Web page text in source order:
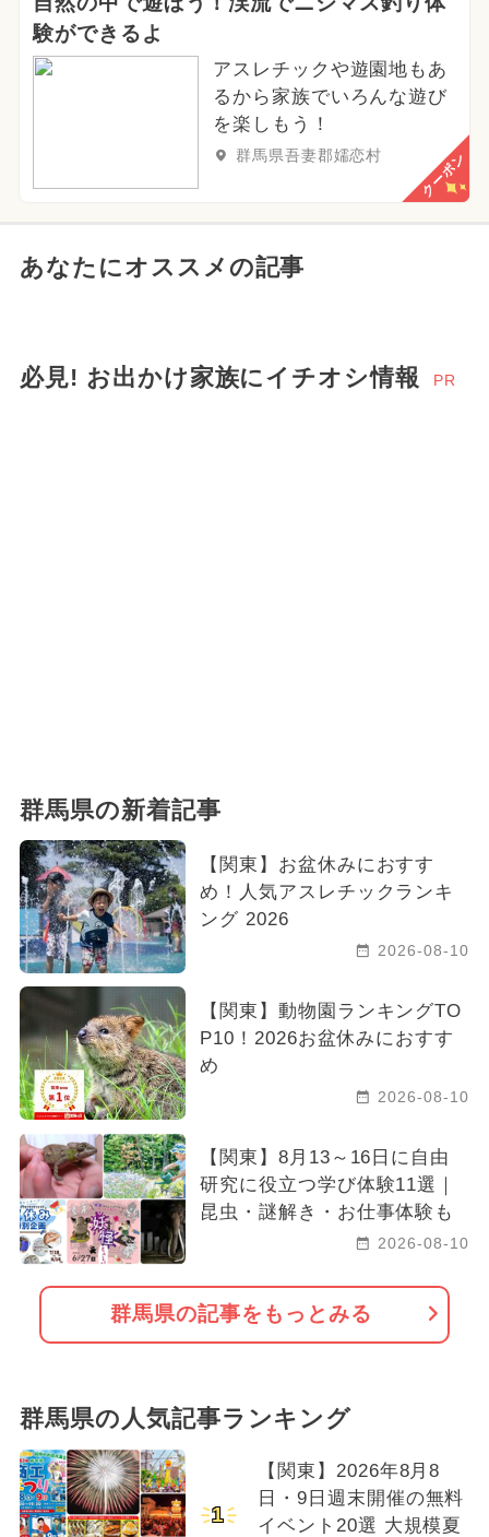
験ができるよ
アスレチックや遊園地もあ
るから家族でいろんな遊び
を楽しもう！
群馬県吾妻郡嬬恋村 クーポン
あなたにオススメの記事
必見! お出かけ家族にイチオシ情報 PR
群馬県の新着記事
【関東】お盆休みにおすす
め！人気アスレチックランキ
ング 2026
2026-08-10
【関東】動物園ランキングTO
P10！2026お盆休みにおすす
め
2026-08-10
【関東】8月13～16日に自由
研究に役立つ学び体験11選｜
昆虫・謎解き・お仕事体験も
2026-08-10
群馬県の記事をもっとみる
群馬県の人気記事ランキング
1
【関東】2026年8月8
日・9日週末開催の無料
イベント20選 大規模夏